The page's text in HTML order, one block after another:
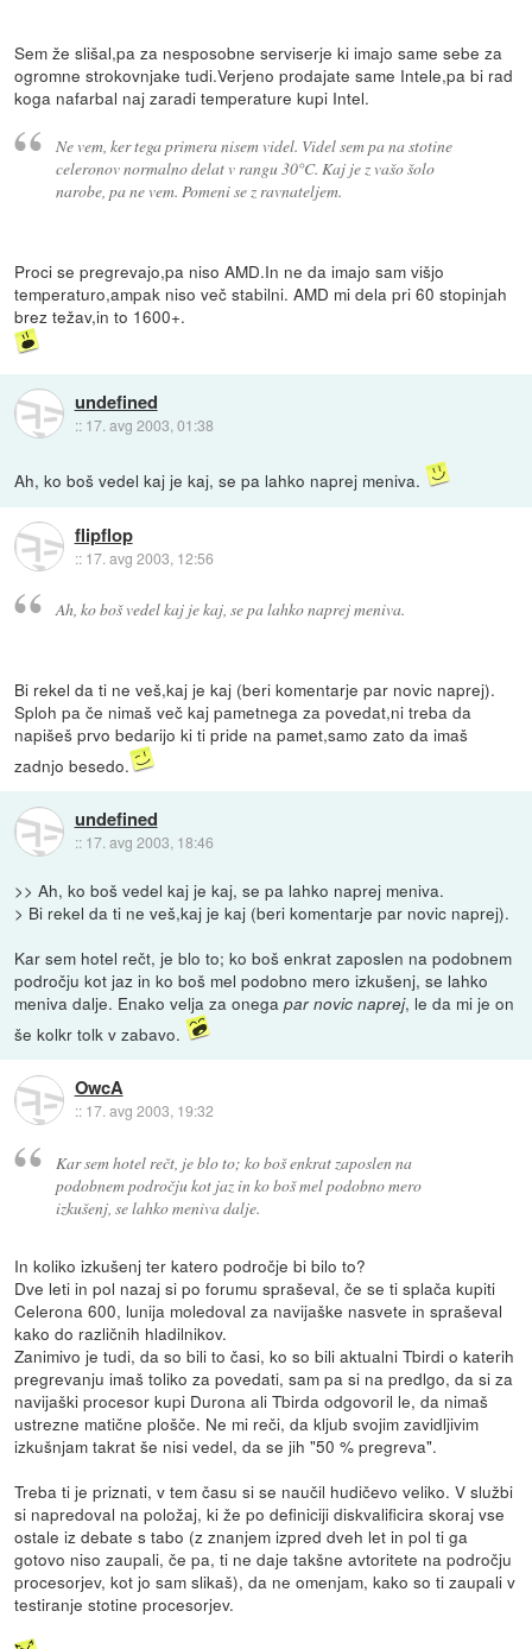
Sem že slišal,pa za nesposobne serviserje ki imajo same sebe za
ogromne strokovnjake tudi.Verjeno prodajate same Intele,pa bi rad
koga nafarbal naj zaradi temperature kupi Intel.
Ne vem, ker tega primera nisem videl. Videl sem pa na stotine
celeronov normalno delat v rangu 30°C. Kaj je z vašo šolo
narobe, pa ne vem. Pomeni se z ravnateljem.
Proci se pregrevajo,pa niso AMD.In ne da imajo sam višjo
temperaturo,ampak niso več stabilni. AMD mi dela pri 60 stopinjah
brez težav,in to 1600+.
undefined
:: 17. avg 2003, 01:38
Ah, ko boš vedel kaj je kaj, se pa lahko naprej meniva.
flipflop
:: 17. avg 2003, 12:56
Ah, ko boš vedel kaj je kaj, se pa lahko naprej meniva.
Bi rekel da ti ne veš,kaj je kaj (beri komentarje par novic naprej).
Sploh pa če nimaš več kaj pametnega za povedat,ni treba da
napišeš prvo bedarijo ki ti pride na pamet,samo zato da imaš
zadnjo besedo.
undefined
:: 17. avg 2003, 18:46
>> Ah, ko boš vedel kaj je kaj, se pa lahko naprej meniva.
> Bi rekel da ti ne veš,kaj je kaj (beri komentarje par novic naprej).
Kar sem hotel rečt, je blo to; ko boš enkrat zaposlen na podobnem
področju kot jaz in ko boš mel podobno mero izkušenj, se lahko
meniva dalje. Enako velja za onegapar novic naprej, le da mi je on
še kolkr tolk v zabavo.
OwcA
:: 17. avg 2003, 19:32
Kar sem hotel rečt, je blo to; ko boš enkrat zaposlen na
podobnem področju kot jaz in ko boš mel podobno mero
izkušenj, se lahko meniva dalje.
In koliko izkušenj ter katero področje bi bilo to?
Dve leti in pol nazaj si po forumu spraševal, če se ti splača kupiti
Celerona 600, lunija moledoval za navijaške nasvete in spraševal
kako do različnih hladilnikov.
Zanimivo je tudi, da so bili to časi, ko so bili aktualni Tbirdi o katerih
pregrevanju imaš toliko za povedati, sam pa si na predlgo, da si za
navijaški procesor kupi Durona ali Tbirda odgovoril le, da nimaš
ustrezne matične plošče. Ne mi reči, da kljub svojim zavidljivim
izkušnjam takrat še nisi vedel, da se jih "50 % pregreva".
Treba ti je priznati, v tem času si se naučil hudičevo veliko. V službi
si napredoval na položaj, ki že po definiciji diskvalificira skoraj vse
ostale iz debate s tabo (z znanjem izpred dveh let in pol ti ga
gotovo niso zaupali, če pa, ti ne daje takšne avtoritete na področju
procesorjev, kot jo sam slikaš), da ne omenjam, kako so ti zaupali v
testiranje stotine procesorjev.